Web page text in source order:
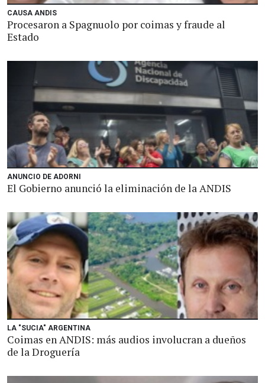
CAUSA ANDIS
Procesaron a Spagnuolo por coimas y fraude al
Estado
ANUNCIO DE ADORNI
El Gobierno anunció la eliminación de la ANDIS
LA "SUCIA" ARGENTINA
Coimas en ANDIS: más audios involucran a dueños
de la Droguería